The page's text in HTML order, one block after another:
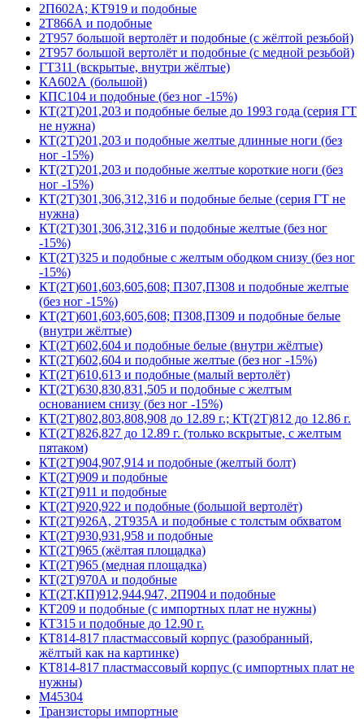
2П602А; КТ919 и подобные
2Т866А и подобные
2Т957 большой вертолёт и подобные (с жёлтой резьбой)
2Т957 большой вертолёт и подобные (с медной резьбой)
ГТ311 (вскрытые, внутри жёлтые)
КА602А (большой)
КПС104 и подобные (без ног -15%)
КТ(2Т)201,203 и подобные белые до 1993 года (серия ГТ
не нужна)
КТ(2Т)201,203 и подобные желтые длинные ноги (без
ног -15%)
КТ(2Т)201,203 и подобные желтые короткие ноги (без
ног -15%)
КТ(2Т)301,306,312,316 и подобные белые (серия ГТ не
нужна)
КТ(2Т)301,306,312,316 и подобные желтые (без ног
-15%)
КТ(2Т)325 и подобные с желтым ободком снизу (без ног
-15%)
КТ(2Т)601,603,605,608; П307,П308 и подобные желтые
(без ног -15%)
КТ(2Т)601,603,605,608; П308,П309 и подобные белые
(внутри жёлтые)
КТ(2Т)602,604 и подобные белые (внутри жёлтые)
КТ(2Т)602,604 и подобные желтые (без ног -15%)
КТ(2Т)610,613 и подобные (малый вертолёт)
КТ(2Т)630,830,831,505 и подобные с желтым
основанием снизу (без ног -15%)
КТ(2Т)802,803,808,908 до 12.89 г.; КТ(2Т)812 до 12.86 г.
КТ(2Т)826,827 до 12.89 г. (только вскрытые, с желтым
пятаком)
КТ(2Т)904,907,914 и подобные (желтый болт)
КТ(2Т)909 и подобные
КТ(2Т)911 и подобные
КТ(2Т)920,922 и подобные (большой вертолёт)
КТ(2Т)926А, 2Т935А и подобные с толстым обхватом
КТ(2Т)930,931,958 и подобные
КТ(2Т)965 (жёлтая площадка)
КТ(2Т)965 (медная площадка)
КТ(2Т)970А и подобные
КТ(2Т,КП)912,944,947, 2П904 и подобные
КТ209 и подобные (с импортных плат не нужны)
КТ315 и подобные до 12.90 г.
КТ814-817 пластмассовый корпус (разобранный,
жёлтый как на картинке)
КТ814-817 пластмассовый корпус (с импортных плат не
нужны)
М45304
Транзисторы импортные